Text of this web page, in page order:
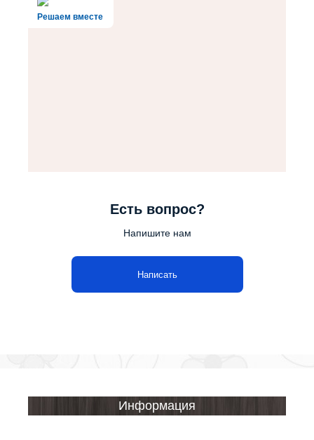
Решаем вместе
Есть вопрос?
Напишите нам
Написать
Информация